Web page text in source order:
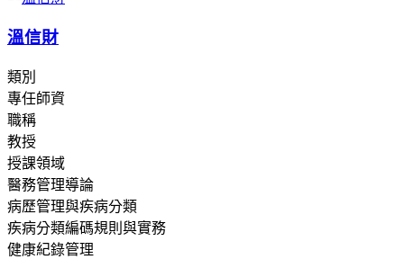
溫信財
類別
專任師資
職稱
教授
授課領域
醫務管理導論
病歷管理與疾病分類
疾病分類編碼規則與實務
健康紀錄管理